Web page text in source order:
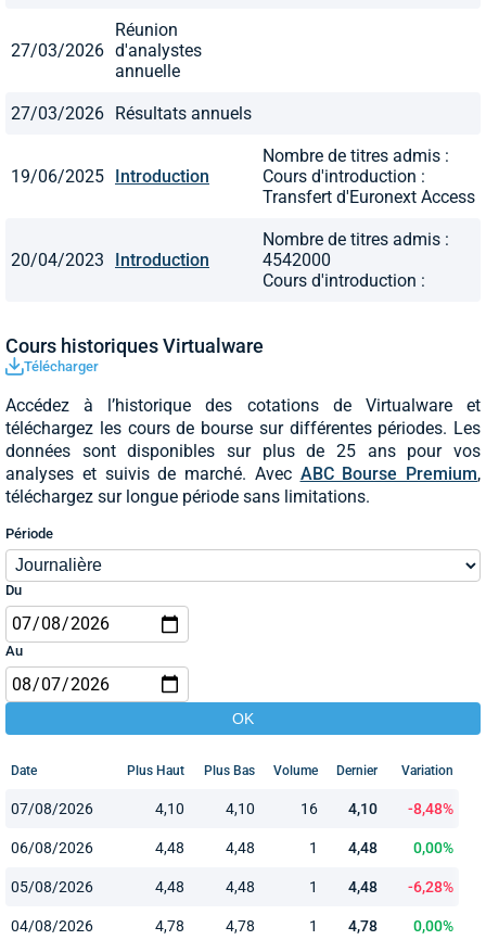
27/03/2026
Réunion
d'analystes
annuelle
27/03/2026 Résultats annuels
19/06/2025 Introduction
Nombre de titres admis :
Cours d'introduction :
Transfert d'Euronext Access
20/04/2023 Introduction
Nombre de titres admis :
4542000
Cours d'introduction :
Cours historiques Virtualware
Télécharger
Accédez à l’historique des cotations de Virtualware et
téléchargez les cours de bourse sur différentes périodes. Les
données sont disponibles sur plus de 25 ans pour vos
analyses et suivis de marché. Avec ABC Bourse Premium,
téléchargez sur longue période sans limitations.
Période
Du
Au
Date Plus Haut Plus Bas Volume Dernier Variation
07/08/2026 4,10 4,10 16 4,10 -8,48%
06/08/2026 4,48 4,48 1 4,48 0,00%
05/08/2026 4,48 4,48 1 4,48 -6,28%
04/08/2026 4,78 4,78 1 4,78 0,00%